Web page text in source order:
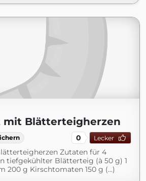
mit Blätterteigherzen
0 Lecker
Zutaten für 4
tiefgekühlter Blätterteig (à 50 g) 1
200 g Kirschtomaten 150 g (...)